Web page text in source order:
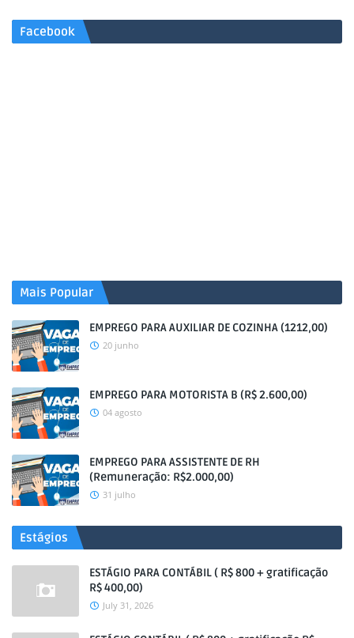
Facebook
Mais Popular
EMPREGO PARA AUXILIAR DE COZINHA (1212,00)
20 junho
EMPREGO PARA MOTORISTA B (R$ 2.600,00)
04 agosto
EMPREGO PARA ASSISTENTE DE RH
(Remuneração: R$2.000,00)
31 julho
Estágios
ESTÁGIO PARA CONTÁBIL ( R$ 800 + gratificação
R$ 400,00)
July 31, 2026